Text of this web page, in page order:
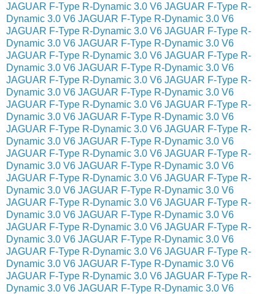
JAGUAR F-Type R-Dynamic 3.0 V6 JAGUAR F-Type R-
Dynamic 3.0 V6 JAGUAR F-Type R-Dynamic 3.0 V6
JAGUAR F-Type R-Dynamic 3.0 V6 JAGUAR F-Type R-
Dynamic 3.0 V6 JAGUAR F-Type R-Dynamic 3.0 V6
JAGUAR F-Type R-Dynamic 3.0 V6 JAGUAR F-Type R-
Dynamic 3.0 V6 JAGUAR F-Type R-Dynamic 3.0 V6
JAGUAR F-Type R-Dynamic 3.0 V6 JAGUAR F-Type R-
Dynamic 3.0 V6 JAGUAR F-Type R-Dynamic 3.0 V6
JAGUAR F-Type R-Dynamic 3.0 V6 JAGUAR F-Type R-
Dynamic 3.0 V6 JAGUAR F-Type R-Dynamic 3.0 V6
JAGUAR F-Type R-Dynamic 3.0 V6 JAGUAR F-Type R-
Dynamic 3.0 V6 JAGUAR F-Type R-Dynamic 3.0 V6
JAGUAR F-Type R-Dynamic 3.0 V6 JAGUAR F-Type R-
Dynamic 3.0 V6 JAGUAR F-Type R-Dynamic 3.0 V6
JAGUAR F-Type R-Dynamic 3.0 V6 JAGUAR F-Type R-
Dynamic 3.0 V6 JAGUAR F-Type R-Dynamic 3.0 V6
JAGUAR F-Type R-Dynamic 3.0 V6 JAGUAR F-Type R-
Dynamic 3.0 V6 JAGUAR F-Type R-Dynamic 3.0 V6
JAGUAR F-Type R-Dynamic 3.0 V6 JAGUAR F-Type R-
Dynamic 3.0 V6 JAGUAR F-Type R-Dynamic 3.0 V6
JAGUAR F-Type R-Dynamic 3.0 V6 JAGUAR F-Type R-
Dynamic 3.0 V6 JAGUAR F-Type R-Dynamic 3.0 V6
JAGUAR F-Type R-Dynamic 3.0 V6 JAGUAR F-Type R-
Dynamic 3.0 V6 JAGUAR F-Type R-Dynamic 3.0 V6